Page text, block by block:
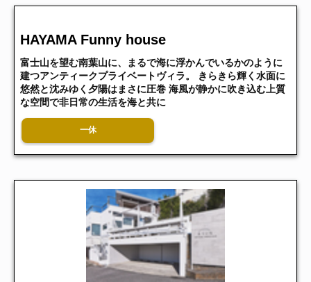
HAYAMA Funny house
富士山を望む南葉山に、まるで海に浮かんでいるかのように
建つアンティークプライベートヴィラ。 きらきら輝く水面に
悠然と沈みゆく夕陽はまさに圧巻 海風が静かに吹き込む上質
な空間で非日常の生活を海と共に
一休